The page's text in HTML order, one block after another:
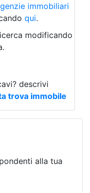
immobiliari
qui.
modificando
descrivi
trova immobile
alla tua